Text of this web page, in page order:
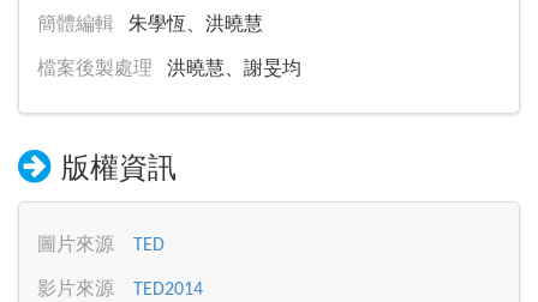
簡體編輯 朱學恆、洪曉慧
檔案後製處理 洪曉慧、謝旻均
版權資訊
圖片來源 TED
影片來源 TED2014